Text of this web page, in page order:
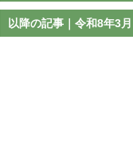
以降の記事｜令和8年3